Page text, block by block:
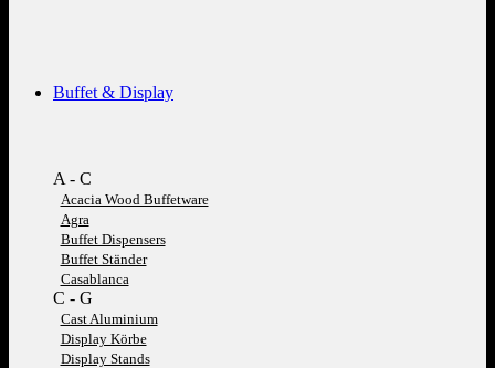
Buffet & Display
A - C
Acacia Wood Buffetware
Agra
Buffet Dispensers
Buffet Ständer
Casablanca
C - G
Cast Aluminium
Display Körbe
Display Stands